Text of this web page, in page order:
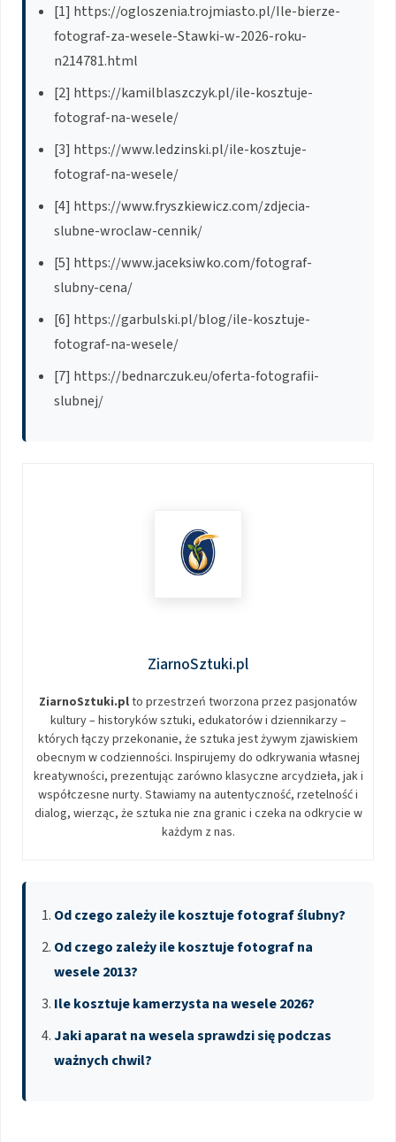
[1] https://ogloszenia.trojmiasto.pl/Ile-bierze-
fotograf-za-wesele-Stawki-w-2026-roku-
n214781.html
[2] https://kamilblaszczyk.pl/ile-kosztuje-
fotograf-na-wesele/
[3] https://www.ledzinski.pl/ile-kosztuje-
fotograf-na-wesele/
[4] https://www.fryszkiewicz.com/zdjecia-
slubne-wroclaw-cennik/
[5] https://www.jaceksiwko.com/fotograf-
slubny-cena/
[6] https://garbulski.pl/blog/ile-kosztuje-
fotograf-na-wesele/
[7] https://bednarczuk.eu/oferta-fotografii-
slubnej/
ZiarnoSztuki.pl
ZiarnoSztuki.plto przestrzeń tworzona przez pasjonatów
kultury – historyków sztuki, edukatorów i dziennikarzy –
których łączy przekonanie, że sztuka jest żywym zjawiskiem
obecnym w codzienności. Inspirujemy do odkrywania własnej
kreatywności, prezentując zarówno klasyczne arcydzieła, jak i
współczesne nurty. Stawiamy na autentyczność, rzetelność i
dialog, wierząc, że sztuka nie zna granic i czeka na odkrycie w
każdym z nas.
Od czego zależy ile kosztuje fotograf ślubny?
Od czego zależy ile kosztuje fotograf na
wesele 2013?
Ile kosztuje kamerzysta na wesele 2026?
Jaki aparat na wesela sprawdzi się podczas
ważnych chwil?